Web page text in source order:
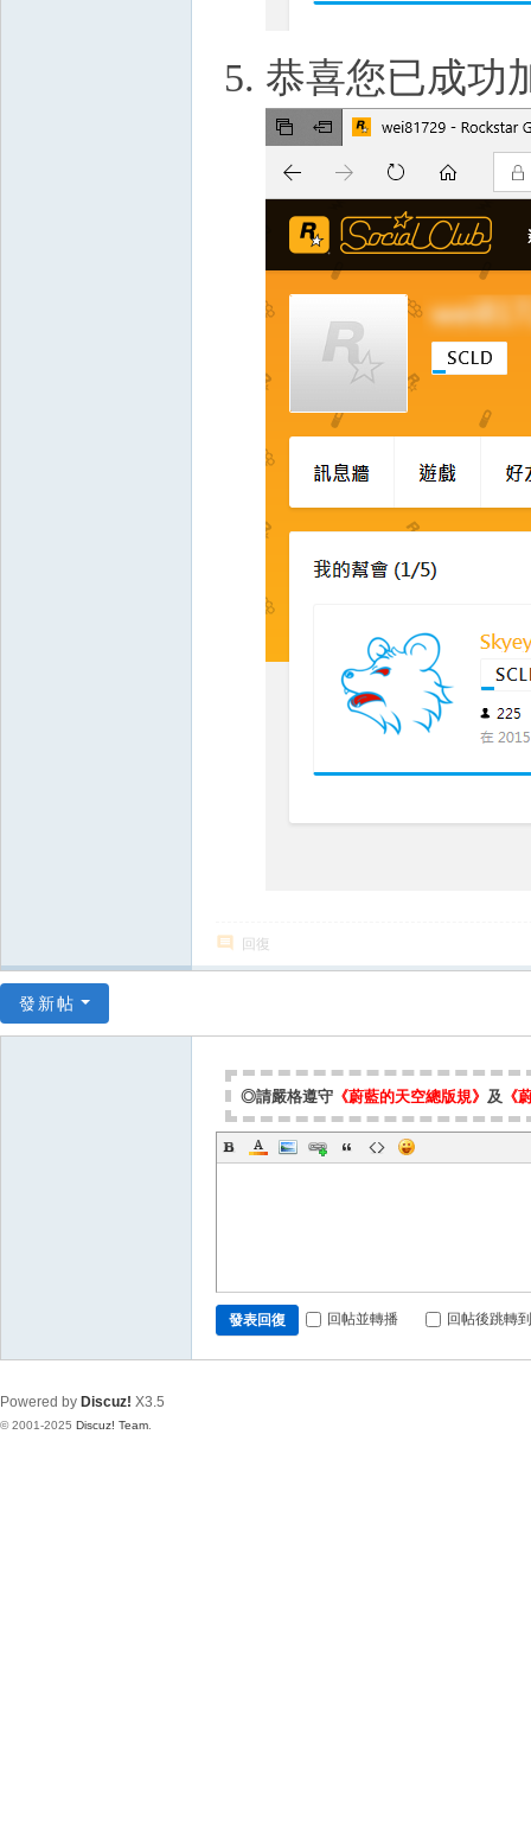
恭喜您已成功
回復
發新帖
◎請嚴格遵守 《蔚藍的天空總版規》 及 《
發表回復 回帖並轉播 回帖後跳轉
Powered by Discuz! X3.5
© 2001-2025 Discuz! Team